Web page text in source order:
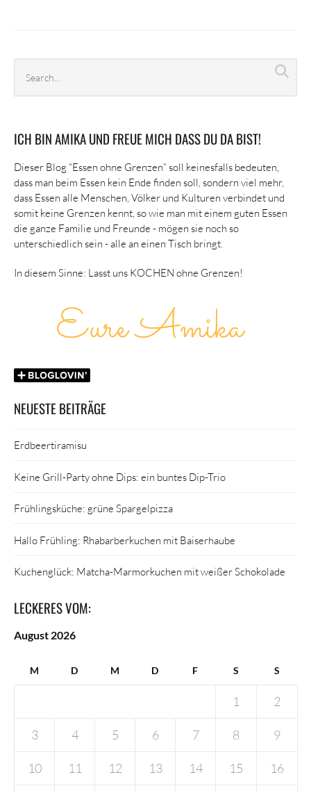
archives
ICH BIN AMIKA UND FREUE MICH DASS DU DA BIST!
Dieser Blog “Essen ohne Grenzen” soll keinesfalls bedeuten,
dass man beim Essen kein Ende finden soll, sondern viel mehr,
dass Essen alle Menschen, Völker und Kulturen verbindet und
somit keine Grenzen kennt, so wie man mit einem guten Essen
die ganze Familie und Freunde - mögen sie noch so
unterschiedlich sein - alle an einen Tisch bringt.
In diesem Sinne: Lasst uns KOCHEN ohne Grenzen!
NEUESTE BEITRÄGE
Erdbeertiramisu
Keine Grill-Party ohne Dips: ein buntes Dip-Trio
Frühlingsküche: grüne Spargelpizza
Hallo Frühling: Rhabarberkuchen mit Baiserhaube
Kuchenglück: Matcha-Marmorkuchen mit weißer Schokolade
LECKERES VOM:
August 2026
M D M D F S S
1 2
3 4 5 6 7 8 9
10 11 12 13 14 15 16